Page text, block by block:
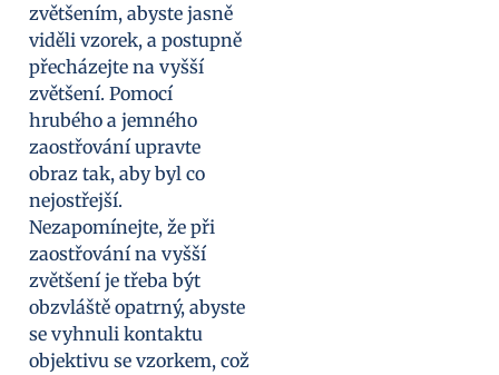
zvětšením, abyste jasně
viděli vzorek, a postupně
přecházejte na vyšší
zvětšení. Pomocí
hrubého a jemného
zaostřování upravte
obraz tak, aby byl co
nejostřejší.
Nezapomínejte, že při
zaostřování na vyšší
zvětšení je třeba být
obzvláště opatrný, abyste
se vyhnuli kontaktu
objektivu se vzorkem, což